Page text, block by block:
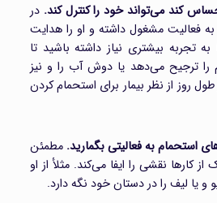
کند می‌تواند خود را کنترل کند. در
به فعالیت مشغول داشته و او را هدایت
تجربه بیشتری نیاز داشته باشید تا
را ترجیح می‌دهد یا دوش آب را و نیز
روز از نظر بیمار برای استحمام کردن
استحمام به فعالیتی بگمارید.مطمئن
کارها نقشی را ایفا می‌کند. مثلأ از او
یا لیف را در دستان خود نگه دارد.